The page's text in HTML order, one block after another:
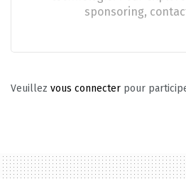
sponsoring,
Veuillez vous connecter pour